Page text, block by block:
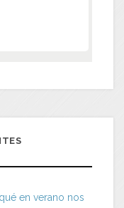
en verano nos